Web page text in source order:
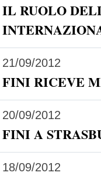
IL RUOLO
21/09/2012
FINI RICEVE
20/09/2012
FINI A
18/09/2012